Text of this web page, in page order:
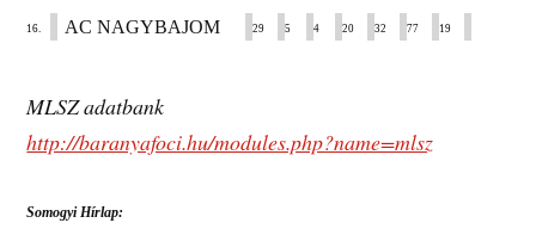
16. AC NAGYBAJOM 29 5 4 20 32 77 19
MLSZ adatbank
http://baranyafoci.hu/modules.php?name=mlsz
Somogyi Hírlap: